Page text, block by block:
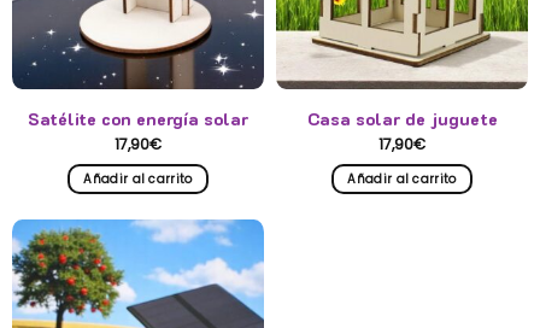
Satélite con energía solar
17,90€
Añadir al carrito
Casa solar de juguete
17,90€
Añadir al carrito